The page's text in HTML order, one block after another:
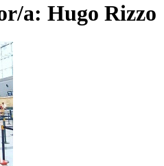
a: Hugo Rizzo